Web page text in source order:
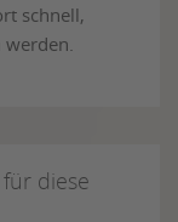
schnell,
werden.
diese